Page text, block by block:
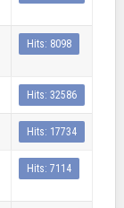
Hits: 8098
Hits: 32586
Hits: 17734
Hits: 7114